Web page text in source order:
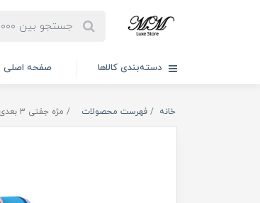
دسته‌بندی کالاها صفحه اصلی
خانه فهرست محصولات مژه جفتی ۳ بعدی کد 008 زد وان